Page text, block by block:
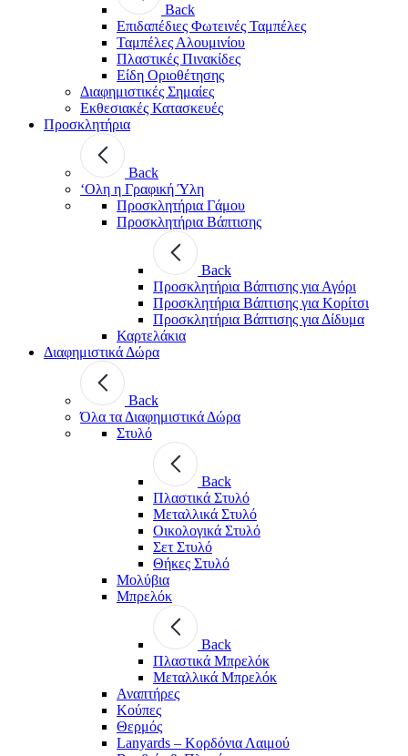
Back
Επιδαπέδιες Φωτεινές Ταμπέλες
Ταμπέλες Αλουμινίου
Πλαστικές Πινακίδες
Είδη Οριοθέτησης
Διαφημιστικές Σημαίες
Εκθεσιακές Κατασκευές
Προσκλητήρια
Back
‘Ολη η Γραφική Ύλη
Προσκλητήρια Γάμου
Προσκλητήρια Βάπτισης
Back
Προσκλητήρια Βάπτισης για Αγόρι
Προσκλητήρια Βάπτισης για Κορίτσι
Προσκλητήρια Βάπτισης για Δίδυμα
Καρτελάκια
Διαφημιστικά Δώρα
Back
Όλα τα Διαφημιστικά Δώρα
Στυλό
Back
Πλαστικά Στυλό
Μεταλλικά Στυλό
Οικολογικά Στυλό
Σετ Στυλό
Θήκες Στυλό
Μολύβια
Μπρελόκ
Back
Πλαστικά Μπρελόκ
Μεταλλικά Μπρελόκ
Αναπτήρες
Κούπες
Θερμός
Lanyards – Kορδόνια Λαιμού